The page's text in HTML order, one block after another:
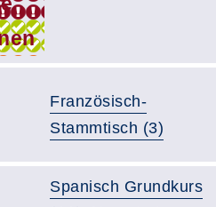
Französisch-
Stammtisch (3)
Spanisch Grundkurs